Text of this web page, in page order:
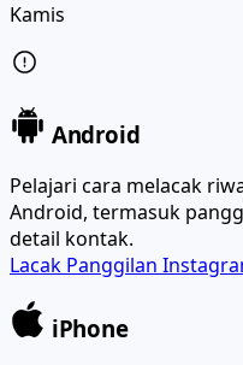
Kamis
Android
Pelajari cara melacak
Android, termasuk
detail kontak.
Lacak Panggilan
iPhone